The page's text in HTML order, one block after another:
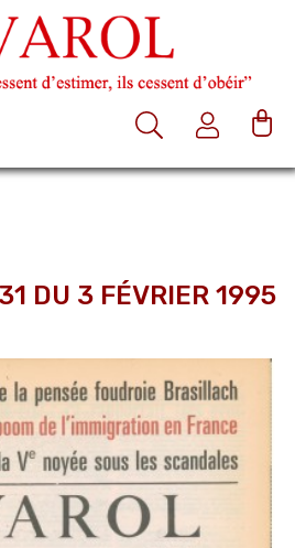
DU 3 FÉVRIER 1995